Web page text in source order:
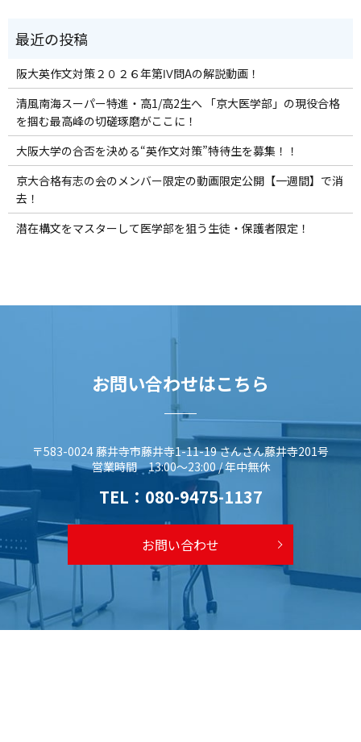
阪大英作文対策２０２６年第Ⅳ問Aの解説動画！
清風南海スーパー特進・高1/高2生へ 「京大医学部」の現役合格
を掴む最高峰の切磋琢磨がここに！
大阪大学の合否を決める“英作文対策”特待生を募集！！
京大合格有志の会のメンバー限定の動画限定公開【一週間】で消
去！
潜在構文をマスターして医学部を狙う生徒・保護者限定！
お問い合わせはこちら
〒583-0024 藤井寺市藤井寺1-11-19 さんさん藤井寺201号
営業時間 13:00～23:00 / 年中無休
TEL： 080-9475-1137
お問い合わせ